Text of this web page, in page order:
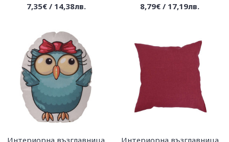
7,35€ / 14,38лв.
8,79€ / 17,19лв.
Интериорна възглавница Интериорна възглавница